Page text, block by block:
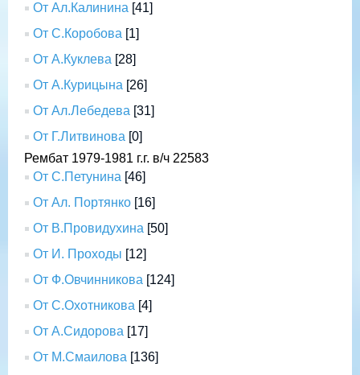
От Ал.Калинина [41]
От С.Коробова [1]
От А.Куклева [28]
От А.Курицына [26]
От Ал.Лебедева [31]
От Г.Литвинова [0]
Рембат 1979-1981 г.г. в/ч 22583
От С.Петунина [46]
От Ал. Портянко [16]
От В.Провидухина [50]
От И. Проходы [12]
От Ф.Овчинникова [124]
От С.Охотникова [4]
От А.Сидорова [17]
От М.Смаилова [136]